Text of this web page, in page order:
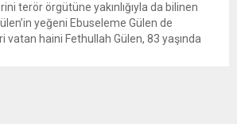
terör örgütüne yakınlığıyla da bilinen
yeğeni Ebuseleme Gülen de
vatan haini Fethullah Gülen, 83 yaşında